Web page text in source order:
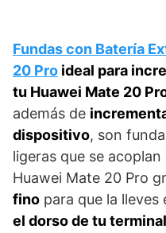
Fundas con Batería
20 Pro ideal para
tu Huawei Mate 20
además de
dispositivo, son
ligeras que se
Huawei Mate 20 Pro
fino para que la lleves
el dorso de tu